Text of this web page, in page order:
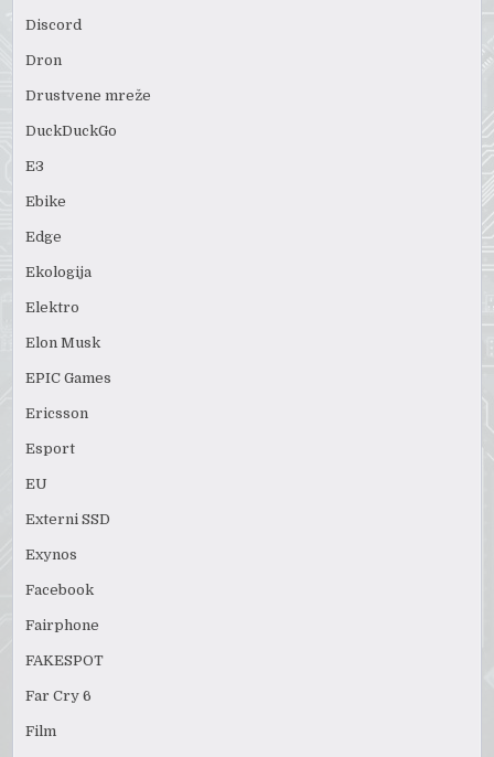
Discord
Dron
Drustvene mreže
DuckDuckGo
E3
Ebike
Edge
Ekologija
Elektro
Elon Musk
EPIC Games
Ericsson
Esport
EU
Externi SSD
Exynos
Facebook
Fairphone
FAKESPOT
Far Cry 6
Film